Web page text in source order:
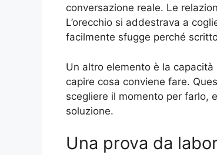
conversazione reale. Le
L’orecchio si addestrava a
facilmente sfugge perché
Un altro elemento è la
capire cosa conviene fare.
scegliere il momento per farlo,
soluzione.
Una prova da